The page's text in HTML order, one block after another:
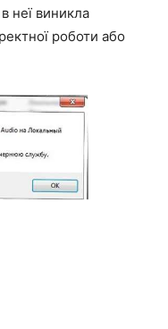
неї виникла
роботи або